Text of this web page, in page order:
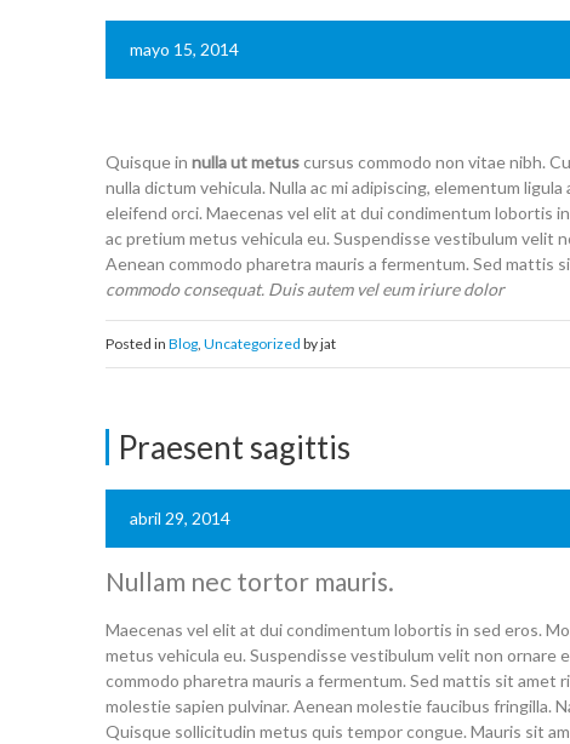
mayo 15, 2014
Quisque in nulla ut metuscursus commodo non vitae nibh.
nulla dictum vehicula. Nulla ac mi adipiscing, elementum
eleifend orci. Maecenas vel elit at dui condimentum lobortis
ac pretium metus vehicula eu. Suspendisse vestibulum
Aenean commodo pharetra mauris a fermentum. Sed mattis
commodo consequat. Duis autem vel eum iriure dolor
Posted in Blog Uncategorized by jat
Praesent sagittis
abril 29, 2014
Nullam nec tortor mauris.
Maecenas vel elit at dui condimentum lobortis in sed eros.
metus vehicula eu. Suspendisse vestibulum velit non
commodo pharetra mauris a fermentum. Sed mattis sit amet
molestie sapien pulvinar. Aenean molestie faucibus fringilla.
Quisque sollicitudin metus quis tempor congue. Mauris sit